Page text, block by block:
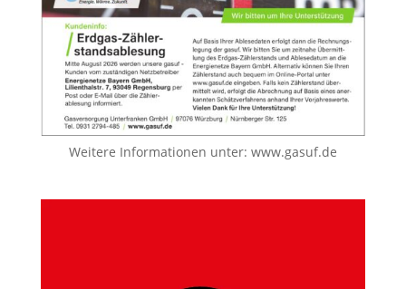
Weitere Informationen unter: www.gasuf.de